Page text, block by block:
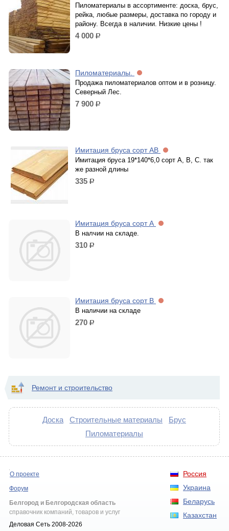
Пиломатериалы в ассортименте: доска, брус,
рейка, любые размеры, доставка по городу и
району. Всегда в наличии. Низкие цены !
4 000 р.
Пиломатериалы.
Продажа пиломатериалов оптом и в розницу.
Северный Лес.
7 900 р.
Имитация бруса сорт АВ
Имитация бруса 19*140*6,0 сорт А, В, С. так
же разной длины
335 р.
Имитация бруса сорт А
В налчии на складе.
310 р.
Имитация бруса сорт В
В наличии на складе
270 р.
Ремонт и строительство
Доска Строительные материалы
Брус
Пиломатериалы
Россия
Украина
Беларусь
Казахстан
О проекте
Форум
Белгород и Белгородская область
справочник компаний, товаров и услуг
Деловая Сеть 2008-2026